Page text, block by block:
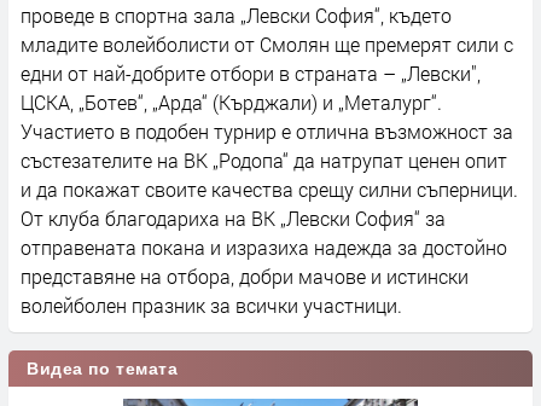
проведе в спортна зала „Левски София“, където
младите волейболисти от Смолян ще премерят сили с
едни от най-добрите отбори в страната – „Левски",
ЦСКА, „Ботев“, „Арда“ (Кърджали) и „Металург“.
Участието в подобен турнир е отлична възможност за
състезателите на ВК „Родопа“ да натрупат ценен опит
и да покажат своите качества срещу силни съперници.
От клуба благодариха на ВК „Левски София“ за
отправената покана и изразиха надежда за достойно
представяне на отбора, добри мачове и истински
волейболен празник за всички участници.
Видеа по темата